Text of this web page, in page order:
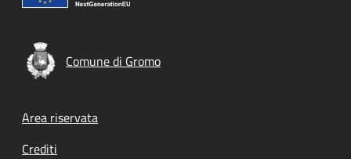
Comune di Gromo
Footer menu
Area riservata
Crediti